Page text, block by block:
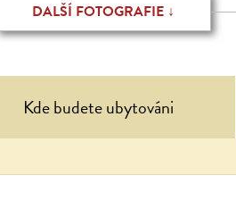
DALŠÍ FOTOGRAFIE ↓
Kde budete ubytováni